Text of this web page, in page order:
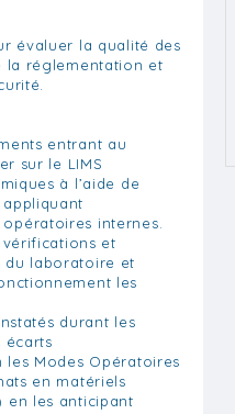
évaluer la qualité des
la réglementation et
entrant au
sur le LIMS
à l’aide de
internes.
et
du laboratoire et
les
durant les
écarts
les Modes Opératoires
en matériels
en les anticipant